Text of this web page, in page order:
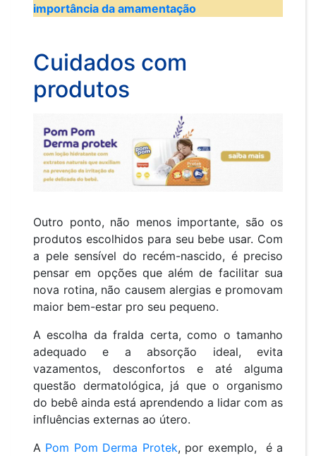
importância da amamentação
Cuidados com
produtos
Outro ponto, não menos importante, são os
produtos escolhidos para seu bebe usar. Com
a pele sensível do recém-nascido, é preciso
pensar em opções que além de facilitar sua
nova rotina, não causem alergias e promovam
maior bem-estar pro seu pequeno.
A escolha da fralda certa, como o tamanho
adequado e a absorção ideal, evita
vazamentos, desconfortos e até alguma
questão dermatológica, já que o organismo
do bebê ainda está aprendendo a lidar com as
influências externas ao útero.
A Pom Pom Derma Protek, por exemplo, é a